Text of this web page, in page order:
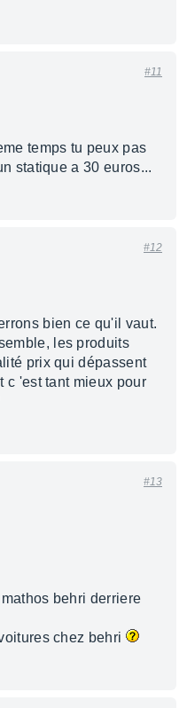
#11
temps tu peux pas
statique a 30 euros...
#12
bien ce qu'il vaut.
les produits
prix qui dépassent
c 'est tant mieux pour
#13
behri derriere
chez behri